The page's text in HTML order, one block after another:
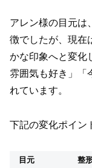
アレン様の目元は
徴でしたが、現在
かな印象へと変化
雰囲気も好き」「
れています。
下記の変化ポイン
目元 整